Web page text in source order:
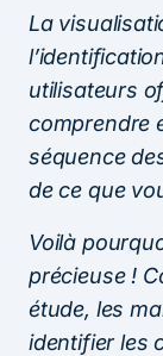
La
utilisateurs
comprendre
séquence
de ce que
Voilà
précieuse !
étude, les
identifier les